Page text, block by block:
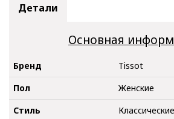
Детали
Основная
Бренд
Tissot
Пол
Женские
Стиль